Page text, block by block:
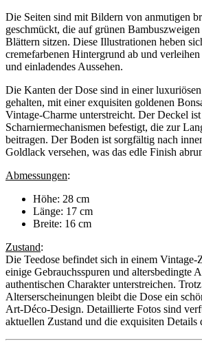
Die Seiten sind mit Bildern von anmutigen
geschmückt, die auf grünen
Blättern sitzen. Diese Illustrationen heben
cremefarbenen Hintergrund ab und
und einladendes Aussehen.
Die Kanten der Dose sind in einer
gehalten, mit einer exquisiten goldenen
Vintage-Charme unterstreicht. Der Deckel
Scharniermechanismen befestigt, die zur
beitragen. Der Boden ist sorgfältig nach
Goldlack versehen, was das edle Finish
Abmessungen:
Höhe: 28 cm
Länge: 17 cm
Breite: 16 cm
Zustand:
Die Teedose befindet sich in einem Vintage-
einige Gebrauchsspuren und altersbedingte
authentischen Charakter unterstreichen.
Alterserscheinungen bleibt die Dose ein
Art-Déco-Design. Detaillierte Fotos sind
aktuellen Zustand und die exquisiten Details